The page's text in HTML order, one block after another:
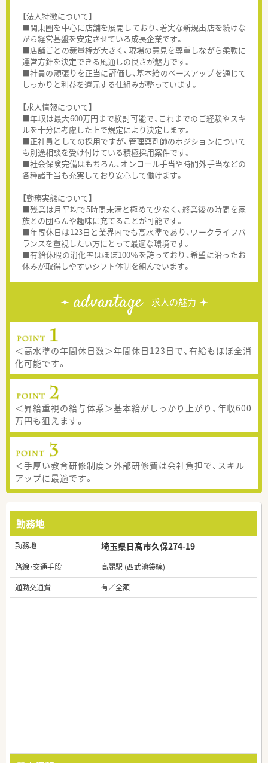
【法人特徴について】
■関東圏を中心に店舗を展開しており、着実な新規出店を続けな
がら経営基盤を安定させている成長企業です。
■店舗ごとの裁量権が大きく、現場の意見を尊重しながら柔軟に
運営方針を決定できる風通しの良さが魅力です。
■社員の頑張りを正当に評価し、基本給のベースアップを通じて
しっかりと利益を還元する仕組みが整っています。
【求人情報について】
■年収は最大600万円まで検討可能で、これまでのご経験やスキ
ルを十分に考慮した上で規定により決定します。
■正社員としての採用ですが、管理薬剤師のポジションについて
も別途相談を受け付けている積極採用案件です。
■社会保険完備はもちろん、オンコール手当や時間外手当などの
各種諸手当も充実しており安心して働けます。
【勤務実態について】
■残業は月平均で5時間未満と極めて少なく、終業後の時間を家
族との団らんや趣味に充てることが可能です。
■年間休日は123日と業界内でも高水準であり、ワークライフバ
ランスを重視したい方にとって最適な環境です。
■有給休暇の消化率はほぼ100％を誇っており、希望に沿ったお
休みが取得しやすいシフト体制を組んでいます。
advantage 求人の魅力
＜高水準の年間休日数＞年間休日123日で、有給もほぼ全消
化可能です。
＜昇給重視の給与体系＞基本給がしっかり上がり、年収600
万円も狙えます。
＜手厚い教育研修制度＞外部研修費は会社負担で、スキル
アップに最適です。
勤務地
勤務地 埼玉県日高市久保274-19
路線・交通手段
高麗駅 (西武池袋線)
通勤交通費
有／全額